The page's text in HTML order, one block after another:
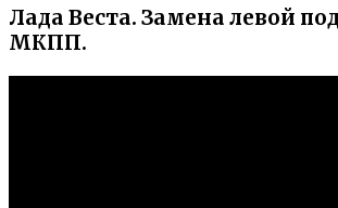
Лада Веста. Замена левой
МКПП.